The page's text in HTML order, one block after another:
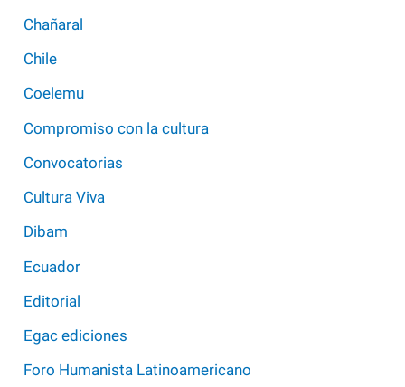
Chañaral
Chile
Coelemu
Compromiso con la cultura
Convocatorias
Cultura Viva
Dibam
Ecuador
Editorial
Egac ediciones
Foro Humanista Latinoamericano